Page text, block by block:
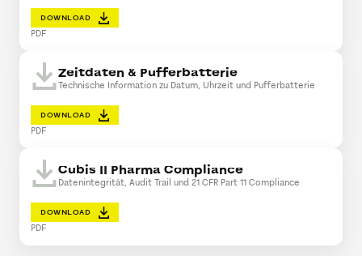
DOWNLOAD
PDF
Zeitdaten & Pufferbatterie
Technische Information zu Datum, Uhrzeit und Pufferbatterie
DOWNLOAD
PDF
Cubis II Pharma Compliance
Datenintegrität, Audit Trail und 21 CFR Part 11 Compliance
DOWNLOAD
PDF